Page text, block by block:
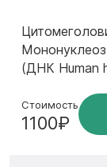
(ДНК Human
Стоимость
1100₽